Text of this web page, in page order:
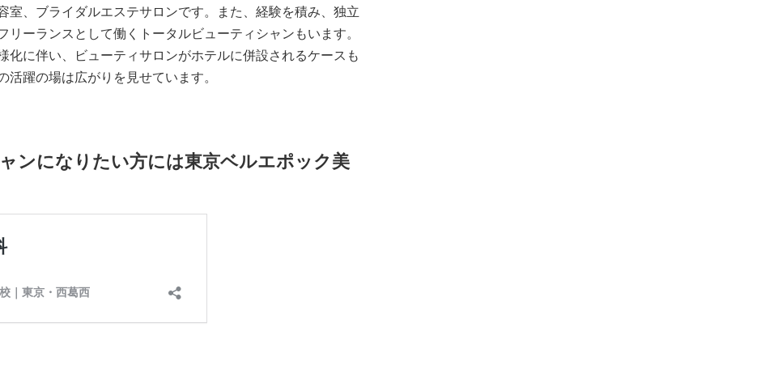
室、ブライダルエステサロンです。また、経験を積み、独立
リーランスとして働くトータルビューティシャンもいます。
化に伴い、ビューティサロンがホテルに併設されるケースも
躍の場は広がりを見せています。
ンになりたい方には東京ベルエポック美